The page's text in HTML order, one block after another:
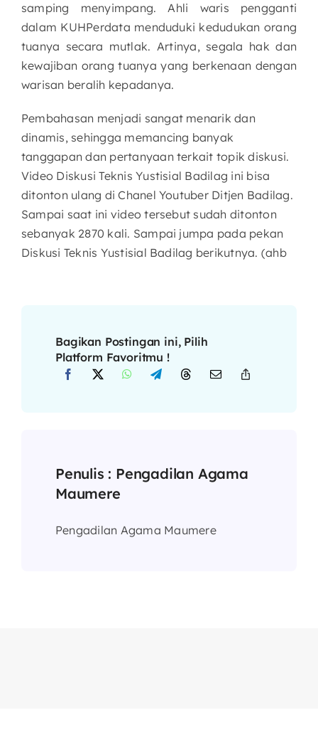
samping menyimpang. Ahli waris pengganti
dalam KUHPerdata menduduki kedudukan orang
tuanya secara mutlak. Artinya, segala hak dan
kewajiban orang tuanya yang berkenaan dengan
warisan beralih kepadanya.
Pembahasan menjadi sangat menarik dan
dinamis, sehingga memancing banyak
tanggapan dan pertanyaan terkait topik diskusi.
Video Diskusi Teknis Yustisial Badilag ini bisa
ditonton ulang di Chanel Youtuber Ditjen Badilag.
Sampai saat ini video tersebut sudah ditonton
sebanyak 2870 kali. Sampai jumpa pada pekan
Diskusi Teknis Yustisial Badilag berikutnya. (ahb
Bagikan Postingan ini, Pilih
Platform Favoritmu !
Penulis : Pengadilan Agama
Maumere
Pengadilan Agama Maumere